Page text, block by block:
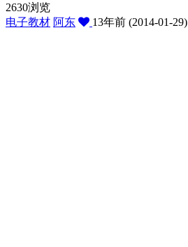
2630浏览
电子教材 阿东 13年前 (2014-01-29)